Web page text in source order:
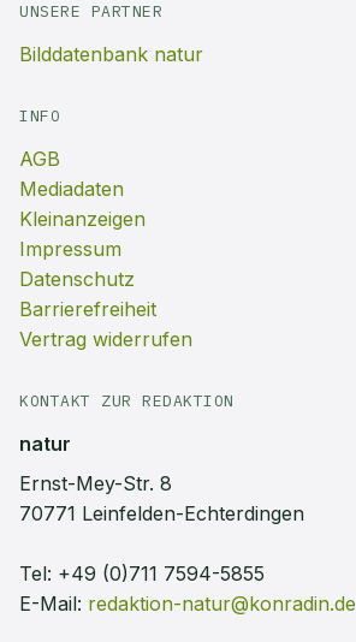
UNSERE PARTNER
Bilddatenbank natur
INFO
AGB
Mediadaten
Kleinanzeigen
Impressum
Datenschutz
Barrierefreiheit
Vertrag widerrufen
KONTAKT ZUR REDAKTION
natur
Ernst-Mey-Str. 8
70771 Leinfelden-Echterdingen
Tel: +49 (0)711 7594-5855
E-Mail: redaktion-natur@konradin.de